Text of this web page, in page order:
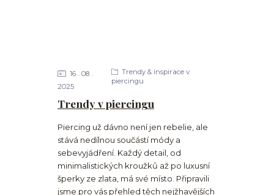
Trendy v piercingu
16
08
2025
Trendy & inspirace v
piercingu
Piercing už dávno není jen rebelie, ale
stává nedílnou součástí módy a
sebevyjádření. Každý detail, od
minimalistických kroužků až po luxusní
šperky ze zlata, má své místo. Připravili
jsme pro vás přehled těch nejžhavějších